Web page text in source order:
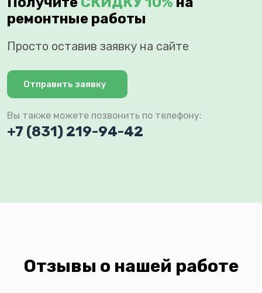
ремонтные работы
Просто оставив заявку на сайте
Отправить заявку
Вы также можете позвонить по телефону:
+7 (831) 219-94-42
Отзывы о нашей работе